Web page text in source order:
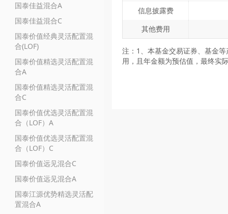
国泰佳益混合A
国泰佳益混合C
国泰价值经典灵活配置混
合(LOF)
国泰价值精选灵活配置混
合A
国泰价值精选灵活配置混
合C
国泰价值优选灵活配置混
合（LOF）A
国泰价值优选灵活配置混
合（LOF）C
国泰价值远见混合C
国泰价值远见混合A
国泰江源优势精选灵活配
置混合A
信息披露费
其他费用
注：1、本基金交易证券、基金
用，且年金额为预估值，最终实